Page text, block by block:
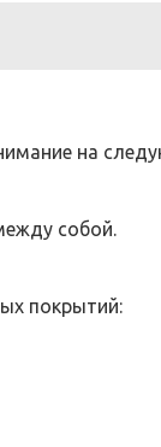
на
собой.
покрытий: